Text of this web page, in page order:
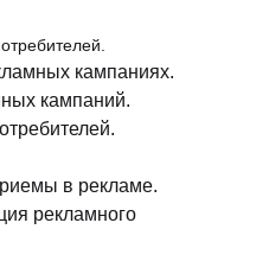
кампаниях.
кампаний.
в рекламе.
рекламного